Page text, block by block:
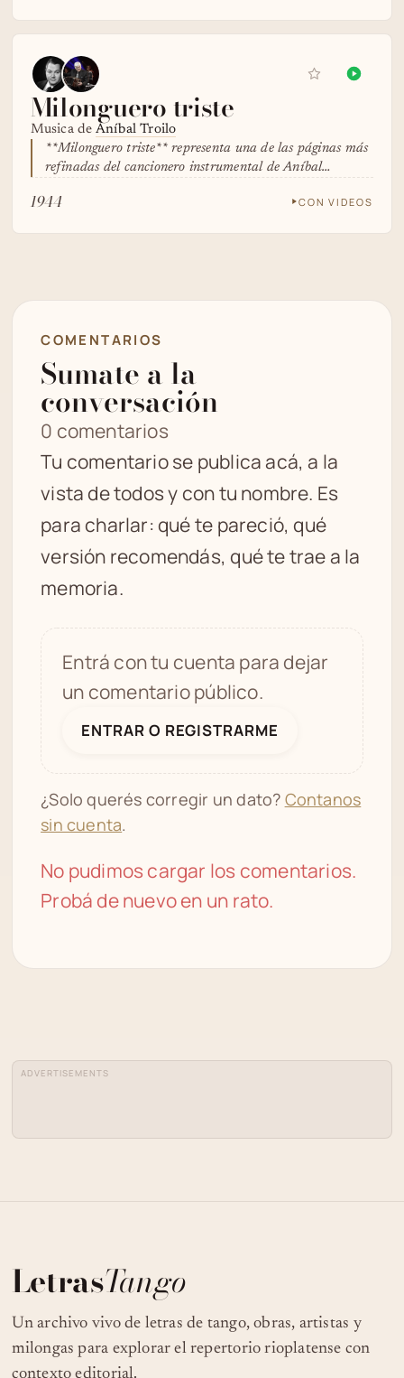
Milonguero triste
Musica de Aníbal Troilo
**Milonguero triste** representa una de las páginas más
refinadas del cancionero instrumental de Aníbal…
1944 CON VIDEOS
COMENTARIOS
Sumate a la
conversación
0 comentarios
Tu comentario se publica acá, a la
vista de todos y con tu nombre. Es
para charlar: qué te pareció, qué
versión recomendás, qué te trae a la
memoria.
Entrá con tu cuenta para dejar
un comentario público.
ENTRAR O REGISTRARME
¿Solo querés corregir un dato? Contanos
sin cuenta.
No pudimos cargar los comentarios.
Probá de nuevo en un rato.
ADVERTISEMENTS
LetrasTango
Un archivo vivo de letras de tango, obras, artistas y
milongas para explorar el repertorio rioplatense con
contexto editorial.